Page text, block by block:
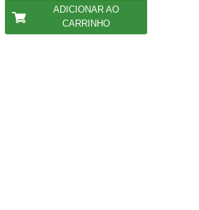
ADICIONAR AO
CARRINHO